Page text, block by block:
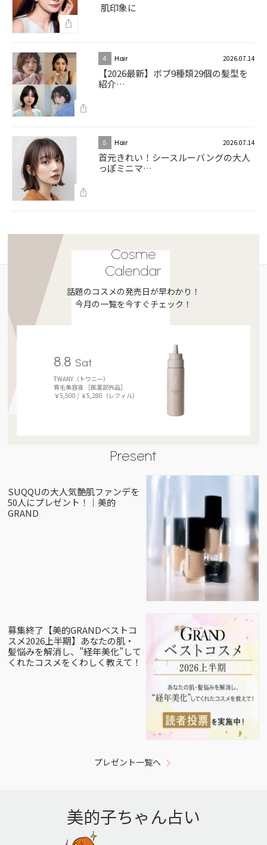
肌印象に
4 Hair 2026.07.14
【2026最新】ボブ9種類29個の髪型を
紹介…
5 Hair 2026.07.14
首元きれい！シースルーバングの大人
っぽミニマ…
Cosme
Calendar
話題のコスメの発売日が早わかり！
今月の一覧を今すぐチェック！
8.8 Sat
TWANY（トワニー）
育毛美容液 ［医薬部外品］
￥5,500 / ￥5,280（レフィル）
Present
SUQQUの大人気艶肌ファンデを
50人にプレゼント！｜美的
GRAND
募集終了【美的GRANDベストコ
スメ2026上半期】あなたの肌・
髪悩みを解消し、”経年美化”して
くれたコスメをくわしく教えて！
プレゼント一覧へ
美的子ちゃん占い